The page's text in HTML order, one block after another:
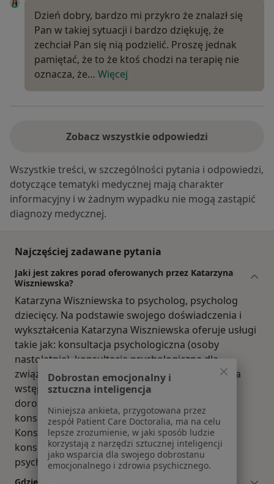
Dzień dobry, bardzo mi przykro że znalazł się
Pan w takiej sytuacji i bardzo dziękuję, że
zechciał Pan się nią podzielić. Proszę jednak
pamiętać, że to że ktoś chodzi na terapię nie
oznacza, że… Więcej
Zobacz wszystkie odpowiedzi
Wszystkie treści, w szczególności pytania i odpowiedzi,
dotyczące tematyki medycznej mają charakter
informacyjny i w żadnym wypadku nie mogą zastąpić
diagnozy medycznej.
Najczęściej zadawane pytania
Jaki jest zakres porad oferowanych przez Katarzyna
Wiszniewska?
Katarzyna Wiszniewska to psycholog, psycholog
dziecięcy. Na podstawie swojego doświadczenia i
wykształcenia Katarzyna Wiszniewska oferuje usługi
takie jak: konsultacja psychologiczna (osoby
nastoletnie), konsultacja psychologiczna dla
związków poligamicznych, bezpłatna konsultacja
wstępna - telefoniczna, diagnoza ADHD dla
dorosłych, ADHD Diagnostic test in english,
konsultacja psychologiczna pary/małżeńska,
Konsultacja pary, Konsultacja psychologiczna,
konsultacja dzieci i młodzieży, konsultacja
psychologa dziecięcego.
Dobrostan emocjonalny i
sztuczna inteligencja
Niniejsza ankieta, przygotowana przez
zespół Patient Care Doctoralia, ma na celu
lepsze zrozumienie, w jaki sposób ludzie
korzystają z narzędzi sztucznej inteligencji
jako wsparcia dla swojego dobrostanu
emocjonalnego i zdrowia psychicznego.